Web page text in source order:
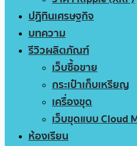
ปฏิทินเศรษฐกิจ
บทความ
รีวิวผลิตภัณฑ์
เว็บซื้อขาย
กระเป๋าเก็บเหรียญ
เครื่องขุด
เว็บขุดแบบ Cloud
ห้องเรียน